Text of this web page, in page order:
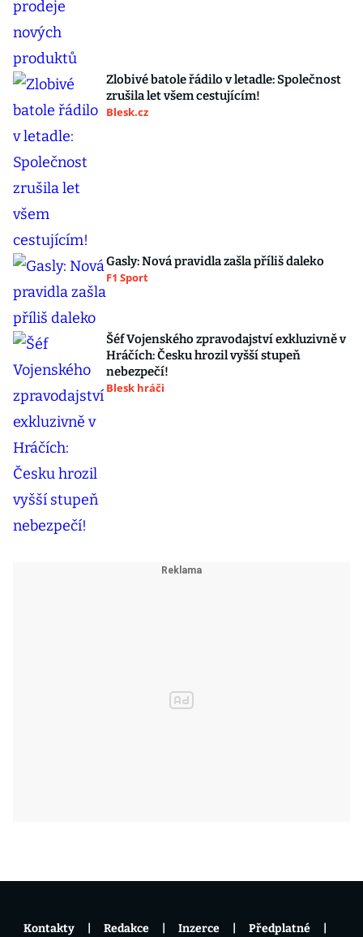
Zlobivé batole řádilo v letadle: Společnost
zrušila let všem cestujícím!
Blesk.cz
Gasly: Nová pravidla zašla příliš daleko
F1 Sport
Šéf Vojenského zpravodajství exkluzivně v
Hráčích: Česku hrozil vyšší stupeň
nebezpečí!
Blesk hráči
Kontakty Redakce Inzerce Předplatné